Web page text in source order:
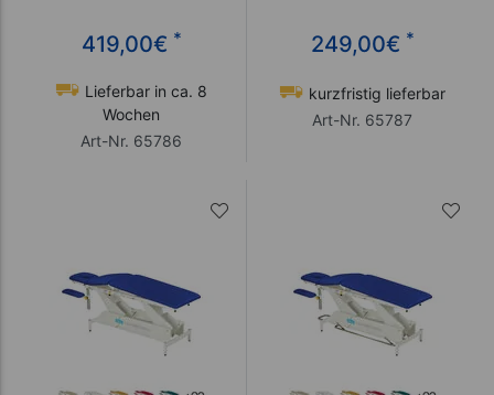
419,00€ *
Lieferbar in ca. 8
Wochen
Art-Nr. 65786
249,00€ *
kurzfristig lieferbar
Art-Nr. 65787